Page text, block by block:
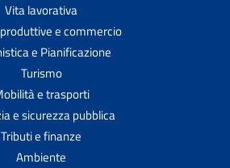
Vita lavorativa
e commercio
e Pianificazione
Turismo
e trasporti
e sicurezza pubblica
Tributi e finanze
Ambiente